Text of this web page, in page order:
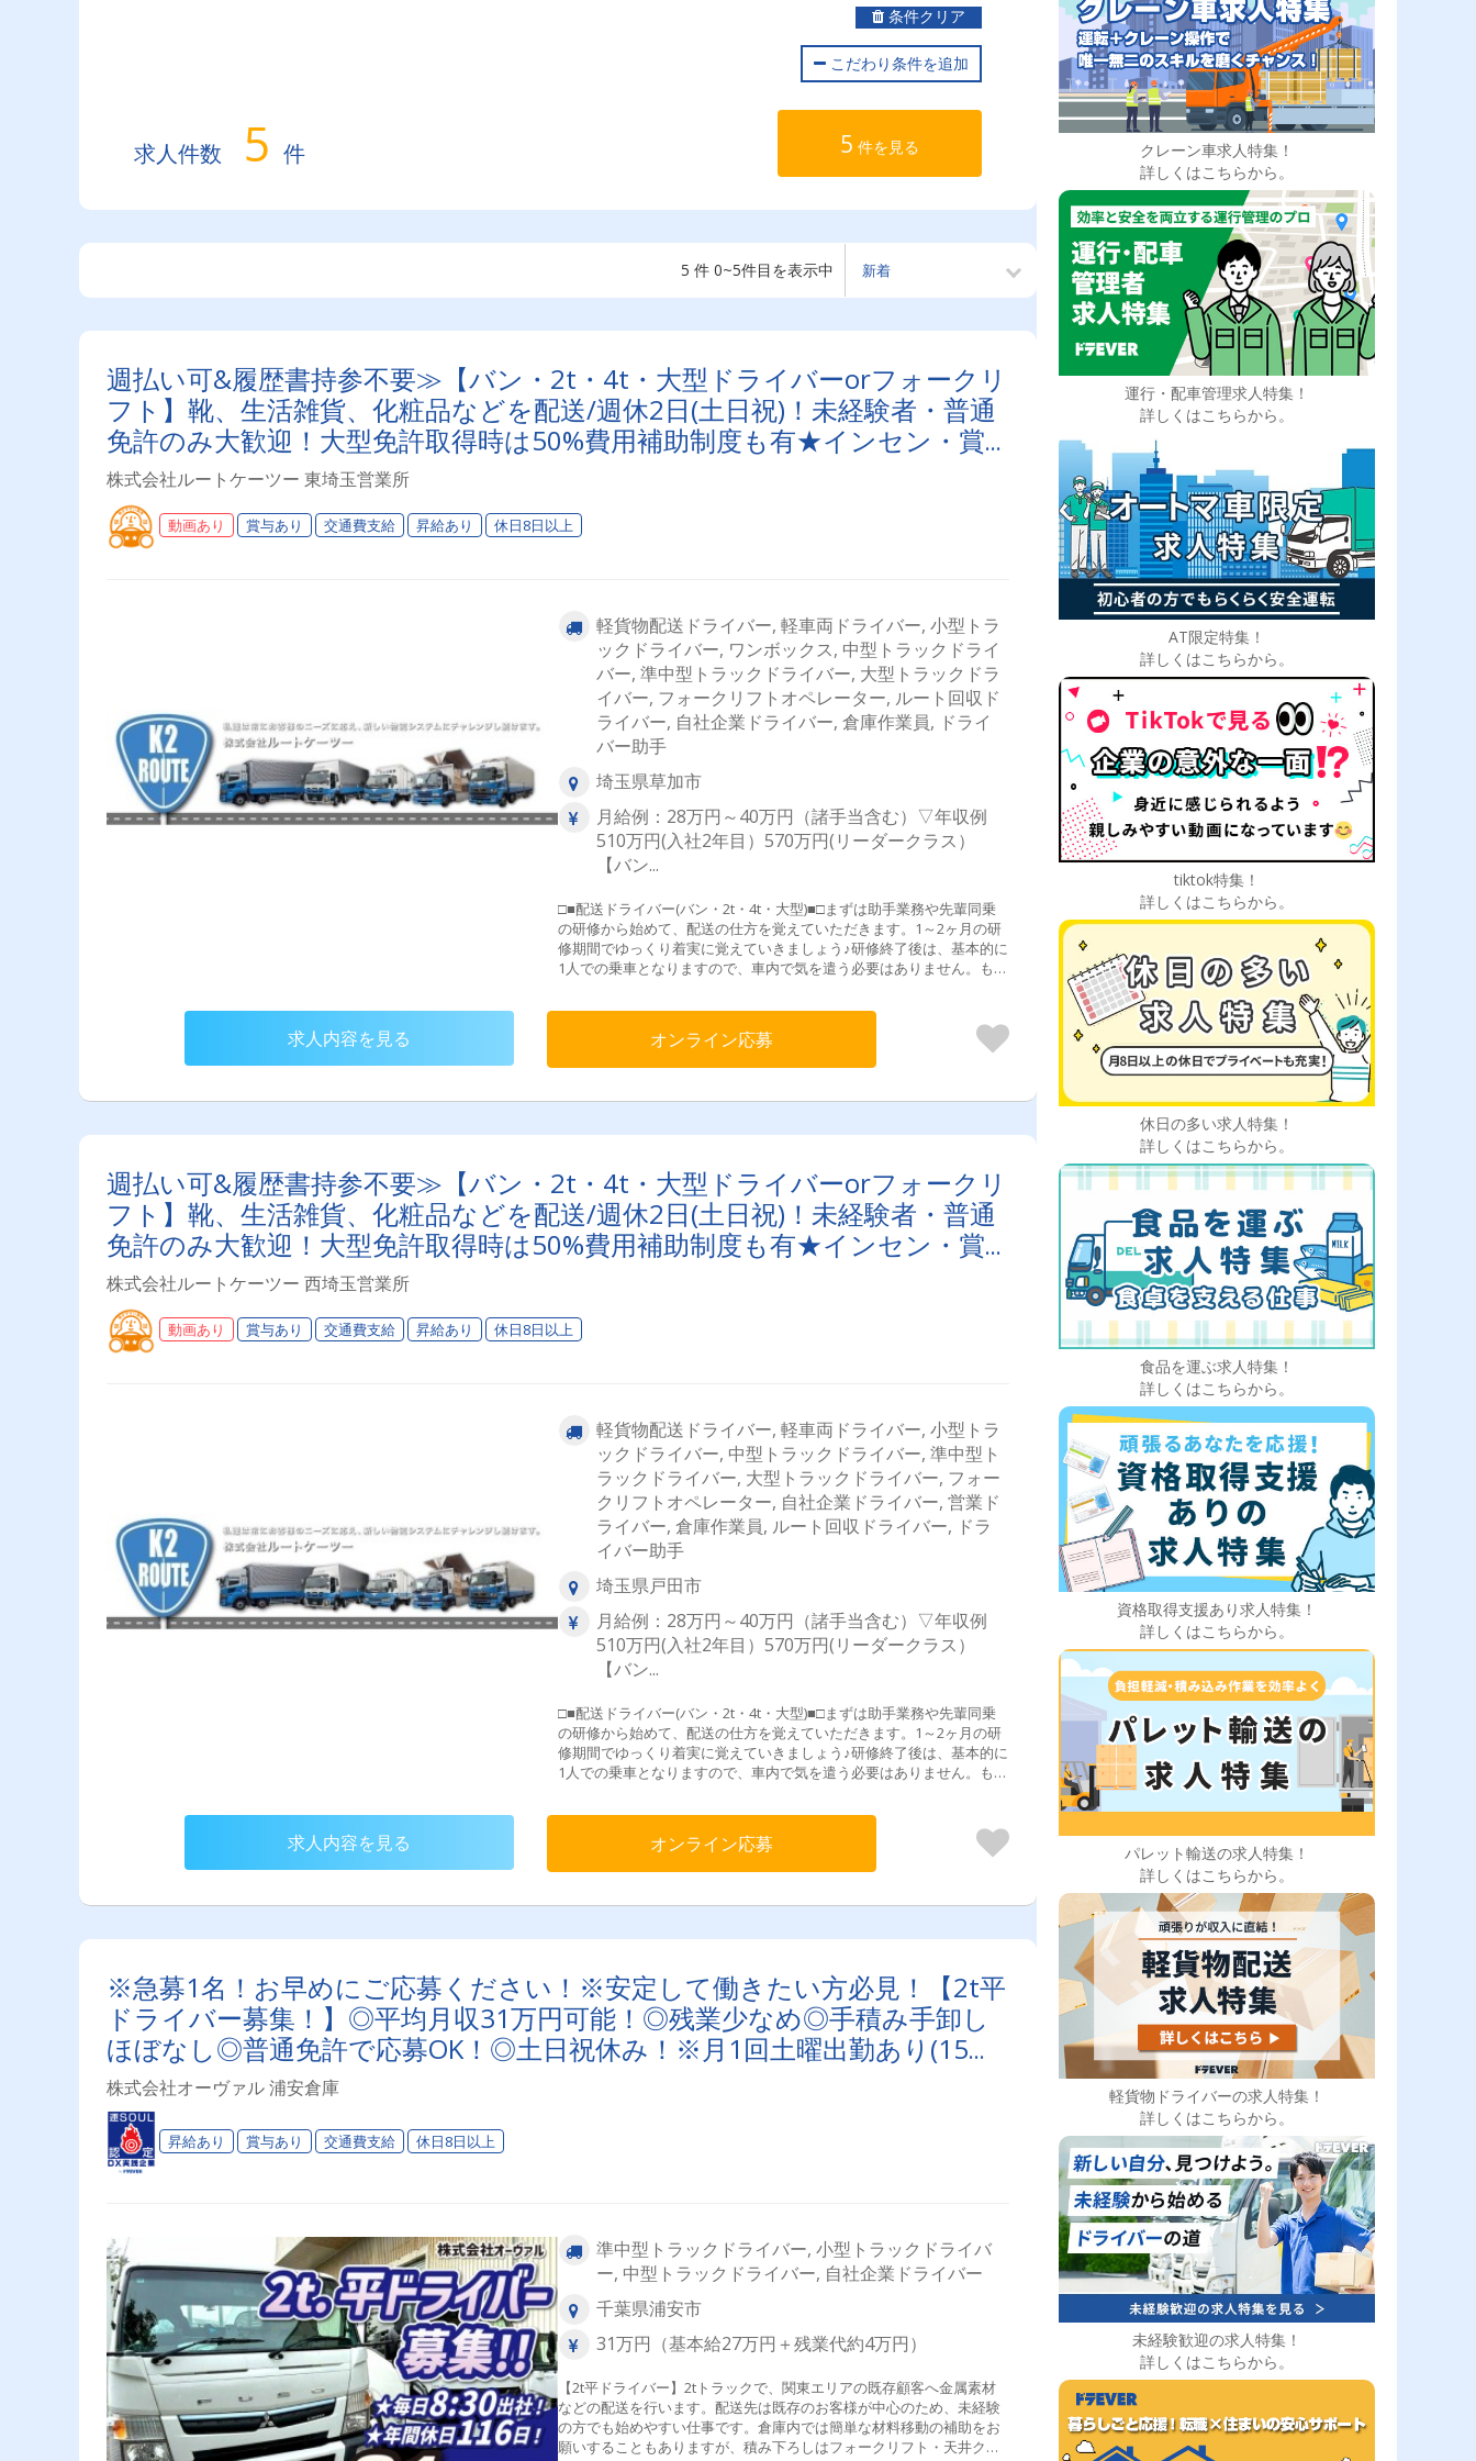
条件クリア
こだわり条件を追加
求人件数 5 件 5 件を見る
5 件 0~5件目を表示中
週払い可&履歴書持参不要≫【バン・2t・4t・大型ドライバーorフォークリ
フト】靴、生活雑貨、化粧品などを配送/週休2日(土日祝)！未経験者・普通
免許のみ大歓迎！大型免許取得時は50%費用補助制度も有★インセン・賞
与・勤続給・子ども手当など待遇充実
株式会社ルートケーツー 東埼玉営業所
動画あり 賞与あり 交通費支給 昇給あり 休日8日以上
軽貨物配送ドライバー, 軽車両ドライバー, 小型トラ
ックドライバー, ワンボックス, 中型トラックドライ
バー, 準中型トラックドライバー, 大型トラックドラ
イバー, フォークリフトオペレーター, ルート回収ド
ライバー, 自社企業ドライバー, 倉庫作業員, ドライ
バー助手
埼玉県草加市
月給例：28万円～40万円（諸手当含む）▽年収例
510万円(入社2年目）570万円(リーダークラス）
【バン...
□■配送ドライバー(バン・2t・4t・大型)■□まずは助手業務や先輩同乗
の研修から始めて、配送の仕方を覚えていただきます。1～2ヶ月の研
修期間でゆっくり着実に覚えていきましょう♪研修終了後は、基本的に
1人での乗車となりますので、車内で気を遣う必要はありません。もち
みに車種は、ご経験と免許種類、ご本人のご希望を考慮の上、決定い
たします。≪先輩社員Q&A≫どんな仕事をしていますか？→トラック
で紙製品や生活雑貨等の引取と配送です。ショッピングモール内店舗
への配送や、物流倉庫間の転送がメインで、個人宅への配送はありま
ど仕事のやりがいは？→効率よく仕事を終えて定時で帰ったり、逆に
く、とても働きやすい職場です。□■フォークリフトオペレーター■□・
商品の移動・積み込み・荷下ろし・パレットの準備・荷物のラッピン
グ・フォークリフトの整備、点検 などなど
求人内容を見る オンライン応募
週払い可&履歴書持参不要≫【バン・2t・4t・大型ドライバーorフォークリ
フト】靴、生活雑貨、化粧品などを配送/週休2日(土日祝)！未経験者・普通
免許のみ大歓迎！大型免許取得時は50%費用補助制度も有★インセン・賞
与・勤続給・子ども手当など待遇充実
株式会社ルートケーツー 西埼玉営業所
動画あり 賞与あり 交通費支給 昇給あり 休日8日以上
軽貨物配送ドライバー, 軽車両ドライバー, 小型トラ
ックドライバー, 中型トラックドライバー, 準中型ト
ラックドライバー, 大型トラックドライバー, フォー
クリフトオペレーター, 自社企業ドライバー, 営業ド
ライバー, 倉庫作業員, ルート回収ドライバー, ドラ
イバー助手
埼玉県戸田市
月給例：28万円～40万円（諸手当含む）▽年収例
510万円(入社2年目）570万円(リーダークラス）
【バン...
□■配送ドライバー(バン・2t・4t・大型)■□まずは助手業務や先輩同乗
の研修から始めて、配送の仕方を覚えていただきます。1～2ヶ月の研
修期間でゆっくり着実に覚えていきましょう♪研修終了後は、基本的に
1人での乗車となりますので、車内で気を遣う必要はありません。もち
みに車種は、ご経験と免許種類、ご本人のご希望を考慮の上、決定い
たします。≪先輩社員Q&A≫どんな仕事をしていますか？→トラック
で紙製品や生活雑貨等の引取と配送です。ショッピングモール内店舗
への配送や、物流倉庫間の転送がメインで、個人宅への配送はありま
ど仕事のやりがいは？→効率よく仕事を終えて定時で帰ったり、逆に
達成感が大きいです。どんな職場ですか？→みんな親切で親しみやす
く、とても働きやすい職場です。□■フォークリフトオペレーター■□・
商品の移動・積み込み・荷下ろし・パレットの準備・荷物のラッピン
グ・フォークリフトの整備、点検 などなど
求人内容を見る オンライン応募
※急募1名！お早めにご応募ください！※安定して働きたい方必見！【2t平
ドライバー募集！】◎平均月収31万円可能！◎残業少なめ◎手積み手卸し
ほぼなし◎普通免許で応募OK！◎土日祝休み！※月1回土曜出勤あり(15時
まで)
株式会社オーヴァル 浦安倉庫
昇給あり 賞与あり 交通費支給 休日8日以上
準中型トラックドライバー, 小型トラックドライバ
ー, 中型トラックドライバー, 自社企業ドライバー
千葉県浦安市
31万円（基本給27万円＋残業代約4万円）
【2t平ドライバー】2tトラックで、関東エリアの既存顧客へ金属素材
などの配送を行います。配送先は既存のお客様が中心のため、未経験
の方でも始めやすい仕事です。倉庫内では簡単な材料移動の補助をお
願いすることもありますが、積み下ろしはフォークリフト・天井クレ
クレーン車求人特集！
詳しくはこちらから。
運行・配車管理求人特集！
詳しくはこちらから。
AT限定特集！
詳しくはこちらから。
tiktok特集！
詳しくはこちらから。
休日の多い求人特集！
詳しくはこちらから。
食品を運ぶ求人特集！
詳しくはこちらから。
資格取得支援あり求人特集！
詳しくはこちらから。
パレット輸送の求人特集！
詳しくはこちらから。
軽貨物ドライバーの求人特集！
詳しくはこちらから。
未経験歓迎の求人特集！
詳しくはこちらから。